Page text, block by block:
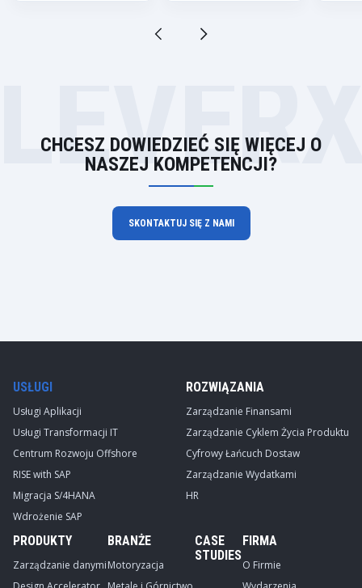
CHCESZ DOWIEDZIEĆ SIĘ WIĘCEJ O
NASZEJ KOMPETENCJI?
SKONTAKTUJ SIĘ Z NAMI
USŁUGI
Usługi Aplikacji
Usługi Transformacji IT
Centrum Rozwoju Offshore
RISE with SAP
Migracja S/4HANA
Wdrożenie SAP
ROZWIĄZANIA
Zarządzanie Finansami
Zarządzanie Cyklem Życia Produktu
Cyfrowy Łańcuch Dostaw
Zarządzanie Wydatkami
HR
PRODUKTY
Zarządzanie danymi
BRANŻE
Motoryzacja
CASE
STUDIES
FIRMA
O Firmie